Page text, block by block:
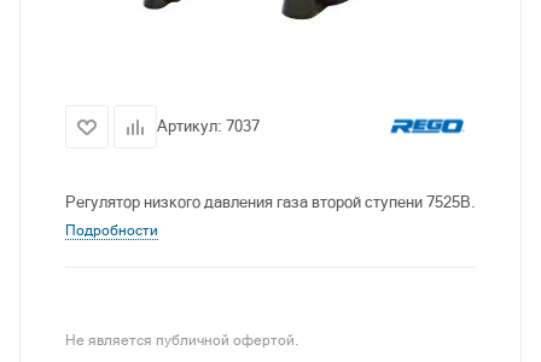
Артикул: 7037
Регулятор низкого давления газа второй ступени 7525B.
Подробности
Не является публичной офертой.